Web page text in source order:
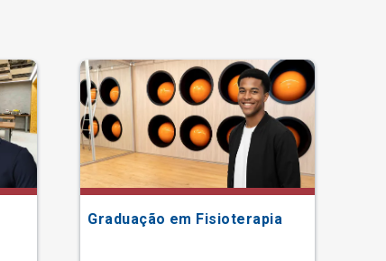
Graduação em Fisioterapia